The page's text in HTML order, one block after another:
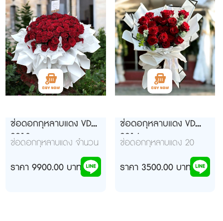
ช่อดอกกุหลาบแดง VD
9913
ช่อดอกกุหลาบแดง จำนวน
100 ดอก จัดช่อยาวหน้า
เดียว กระดาษสีแดงดำ
ราคา 9900.00 บาท
ช่อดอกุหลาบแดง VD
9914
ช่อดอกกุหลาบแดง 20
ดอก จัดช่อขาวขอบดำ จัด
ช่อยาวหน้าเดียว เก๋ๆๆ
ราคา 3500.00 บาท